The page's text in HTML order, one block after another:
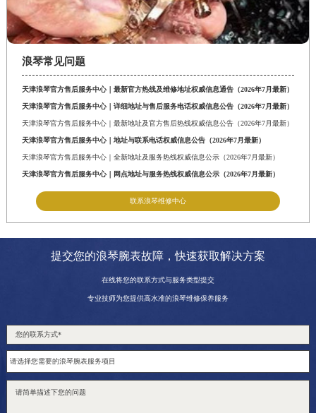
浪琴常见问题
天津浪琴官方售后服务中心｜最新官方热线及维修地址权威信息通告（2026年7月最新）
天津浪琴官方售后服务中心｜详细地址与售后服务电话权威信息公告（2026年7月最新）
天津浪琴官方售后服务中心｜最新地址及官方售后热线权威信息公告（2026年7月最新）
天津浪琴官方售后服务中心｜地址与联系电话权威信息公告（2026年7月最新）
天津浪琴官方售后服务中心｜全新地址及服务热线权威信息公示（2026年7月最新）
天津浪琴官方售后服务中心｜网点地址与服务热线权威信息公示（2026年7月最新）
联系浪琴维修中心
提交您的浪琴腕表故障，快速获取解决方案
在线将您的联系方式与服务类型提交
专业技师为您提供高水准的浪琴维修保养服务